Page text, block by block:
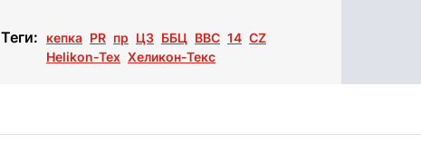
Теги: кепка PR пр ЦЗ ББЦ BBC 14 CZ
Helikon-Tex Хеликон-Текс